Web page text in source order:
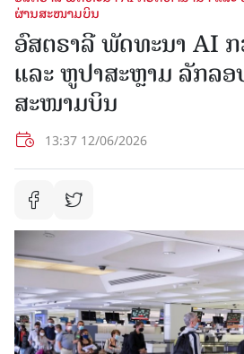
ຜ່ານສະໜາມບິນ
ອົສຕຣາລີ ພັດທະນາ AI
ແລະ ຫູປາສະຫຼາມ ລັກລ
ສະໜາມບິນ
13:37 12/06/2026